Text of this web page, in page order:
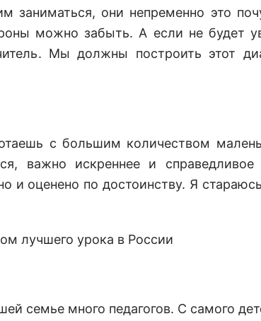
они непременно это
можно забыть. А если не будет
Мы должны построить этот
с большим количеством
важно искреннее и справедливое
и оценено по достоинству. Я
семье много педагогов. С самого